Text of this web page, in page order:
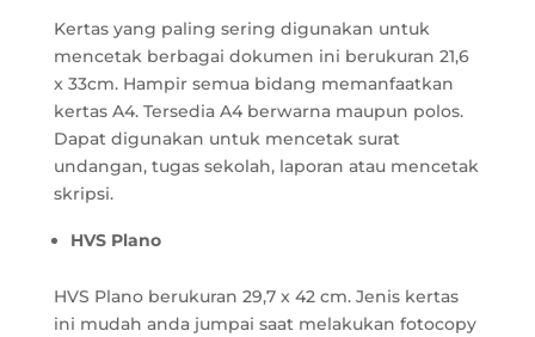
Kertas yang paling sering digunakan untuk
mencetak berbagai dokumen ini berukuran 21,6
x 33cm. Hampir semua bidang memanfaatkan
kertas A4. Tersedia A4 berwarna maupun polos.
Dapat digunakan untuk mencetak surat
undangan, tugas sekolah, laporan atau mencetak
skripsi.
HVS Plano
HVS Plano berukuran 29,7 x 42 cm. Jenis kertas
ini mudah anda jumpai saat melakukan fotocopy